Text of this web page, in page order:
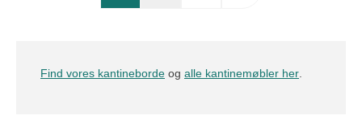
Find vores kantineborde og alle kantinemøbler her